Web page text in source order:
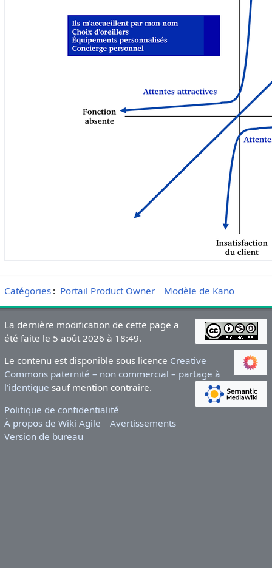
Catégories: Portail Product Owner Modèle de Kano
La dernière modification de cette page a
été faite le 5 août 2026 à 18:49.
Le contenu est disponible sous licence Creative
Commons paternité – non commercial – partage à
l’identique sauf mention contraire.
Politique de confidentialité
À propos de Wiki Agile
Avertissements
Version de bureau